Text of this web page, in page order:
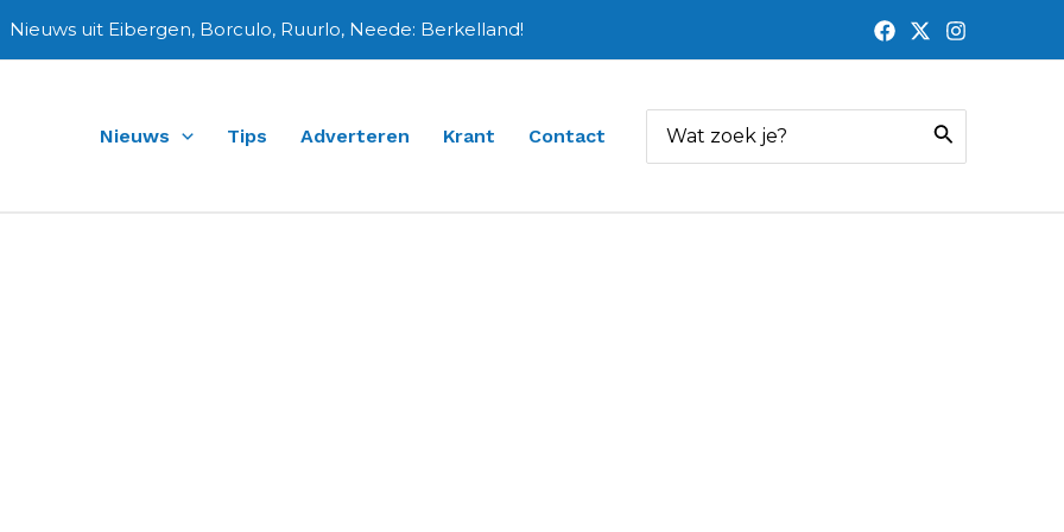
Nieuws uit Eibergen, Borculo, Ruurlo, Neede: Berkelland!
Nieuws Tips Adverteren Krant Contact
naar: